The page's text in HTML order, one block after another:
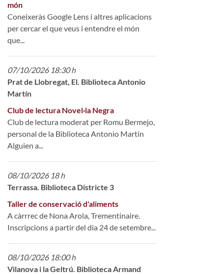
món
Coneixeràs Google Lens i altres aplicacions
per cercar el que veus i entendre el món
que...
07/10/2026 18:30 h
Prat de Llobregat, El. Biblioteca Antonio
Martín
Club de lectura Novel·la Negra
Club de lectura moderat per Romu Bermejo,
personal de la Biblioteca Antonio Martín
Alguien a...
08/10/2026 18 h
Terrassa. Biblioteca Districte 3
Taller de conservació d'aliments
A càrrrec de Nona Arola, Trementinaire.
Inscripcions a partir del dia 24 de setembre...
08/10/2026 18:00 h
Vilanova i la Geltrú. Biblioteca Armand